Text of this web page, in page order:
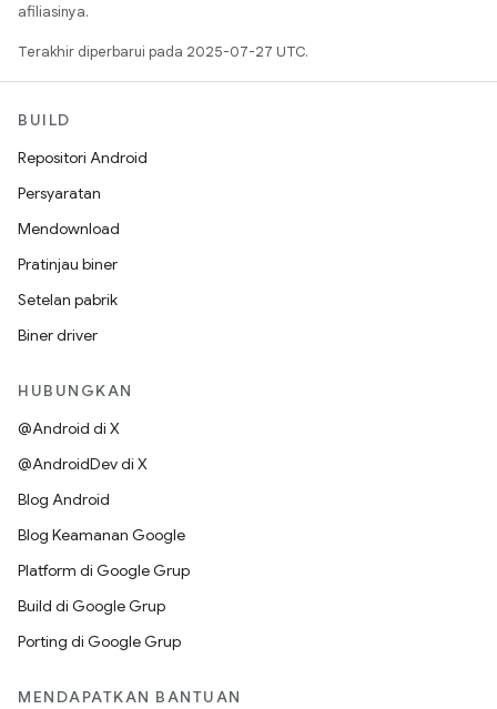
afiliasinya.
Terakhir diperbarui pada 2025-07-27 UTC.
BUILD
Repositori Android
Persyaratan
Mendownload
Pratinjau biner
Setelan pabrik
Biner driver
HUBUNGKAN
@Android di X
@AndroidDev di X
Blog Android
Blog Keamanan Google
Platform di Google Grup
Build di Google Grup
Porting di Google Grup
MENDAPATKAN BANTUAN